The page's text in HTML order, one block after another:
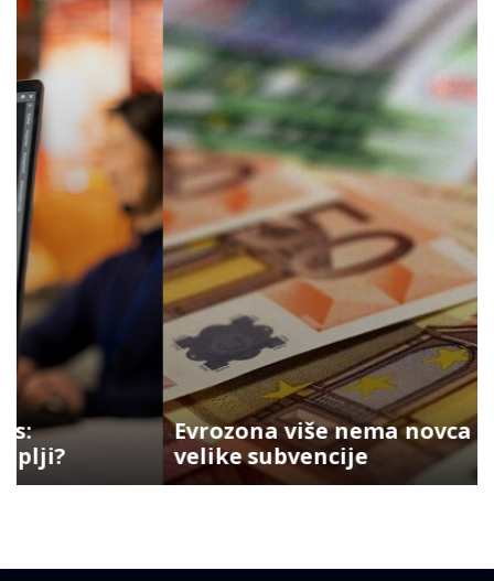
Evrozona više nema novca za
velike subvencije